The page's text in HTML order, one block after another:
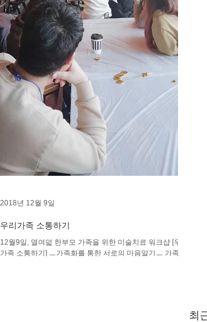
우리가족 소통하기
12월9일, 열여덟 한부모 가족을 위한 미술치료 워크샵 [우리
가족 소통하기] ㅡ가족화를 통한 서로의 마음알기ㅡ 가족화
2018년 12월 9일
최